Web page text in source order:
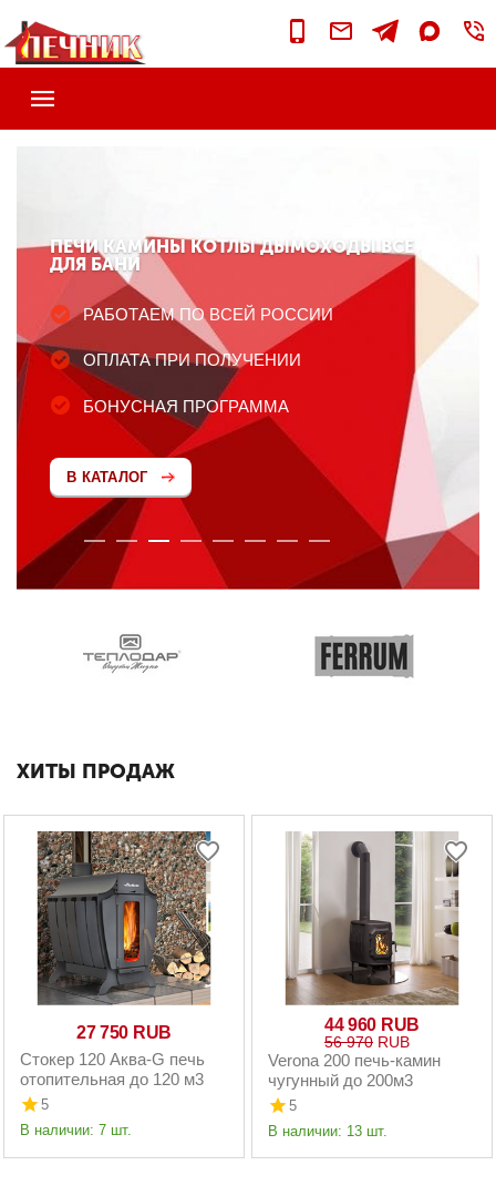
ПЕЧИ КАМИНЫ КОТЛЫ ДЫМОХОДЫ ВСЕ
ДЛЯ БАНИ
РАБОТАЕМ ПО ВСЕЙ РОССИИ
ОПЛАТА ПРИ ПОЛУЧЕНИИ
БОНУСНАЯ ПРОГРАММА
В КАТАЛОГ
ХИТЫ ПРОДАЖ
27 750 RUB
Стокер 120 Аква-G печь
отопительная до 120 м3
5
В наличии: 7 шт.
44 960 RUB
56 970 RUB
Verona 200 печь-камин
чугунный до 200м3
5
В наличии: 13 шт.